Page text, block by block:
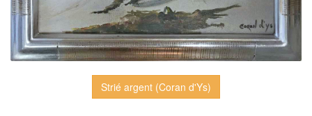
Strié argent (Coran d'Ys)